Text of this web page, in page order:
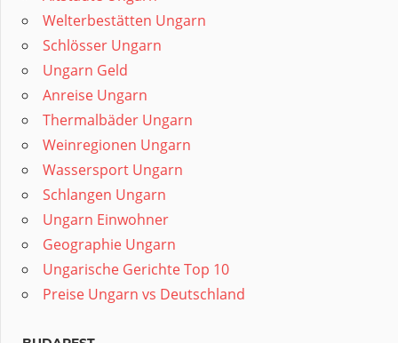
Welterbestätten Ungarn
Schlösser Ungarn
Ungarn Geld
Anreise Ungarn
Thermalbäder Ungarn
Weinregionen Ungarn
Wassersport Ungarn
Schlangen Ungarn
Ungarn Einwohner
Geographie Ungarn
Ungarische Gerichte Top 10
Preise Ungarn vs Deutschland